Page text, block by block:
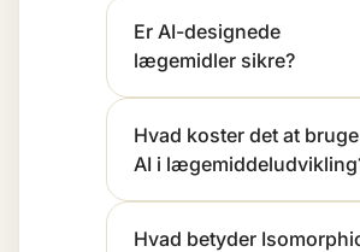
Er AI-designede
lægemidler sikre?
Hvad koster det at bruge
AI i
Hvad betyder